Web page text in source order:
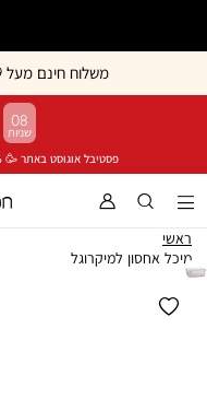
משלוח חינם מעל 249 ₪ | החזרות חינם בסניפים
פסטיבל אוגוסט באתר 🥳 50% הנחה + אקסטרה 25% על היתרה! 🎉
08
ראשי
מיכל אחסון למיקרוגל